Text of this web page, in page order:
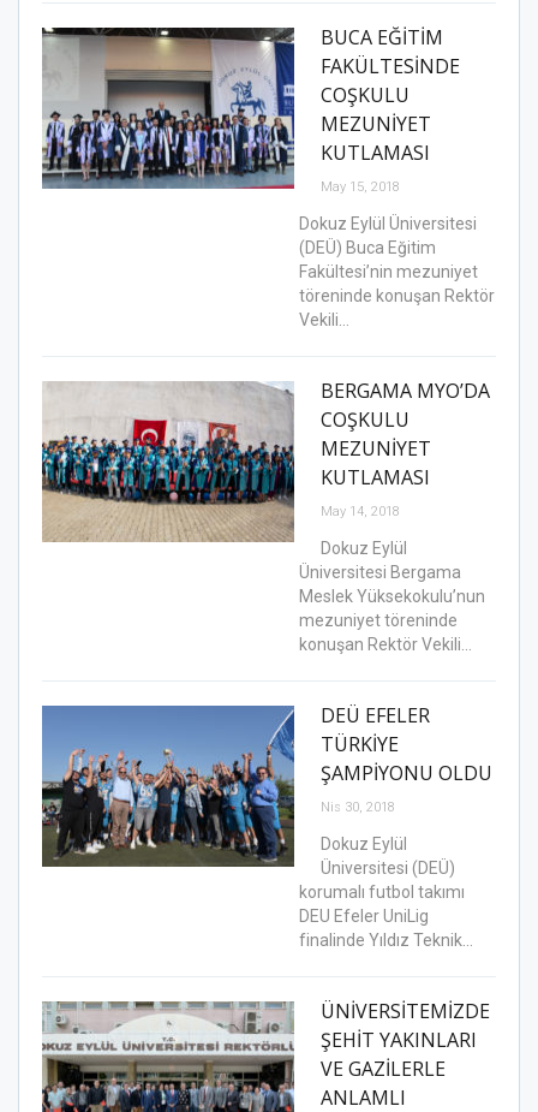
BUCA EĞİTİM
FAKÜLTESİNDE
COŞKULU
MEZUNİYET
KUTLAMASI
May 15, 2018
Dokuz Eylül Üniversitesi
(DEÜ) Buca Eğitim
Fakültesi’nin mezuniyet
töreninde konuşan Rektör
Vekili…
BERGAMA MYO’DA
COŞKULU
MEZUNİYET
KUTLAMASI
May 14, 2018
Dokuz Eylül
Üniversitesi Bergama
Meslek Yüksekokulu’nun
mezuniyet töreninde
konuşan Rektör Vekili…
DEÜ EFELER
TÜRKİYE
ŞAMPİYONU OLDU
Nis 30, 2018
Dokuz Eylül
Üniversitesi (DEÜ)
korumalı futbol takımı
DEU Efeler UniLig
finalinde Yıldız Teknik…
ÜNİVERSİTEMİZDE
ŞEHİT YAKINLARI
VE GAZİLERLE
ANLAMLI